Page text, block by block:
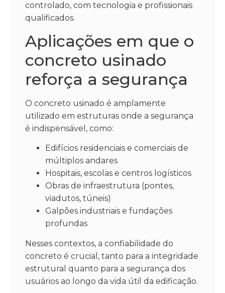
controlado, com tecnologia e profissionais
qualificados.
Aplicações em que o
concreto usinado
reforça a segurança
O concreto usinado é amplamente
utilizado em estruturas onde a segurança
é indispensável, como:
Edifícios residenciais e comerciais de
múltiplos andares
Hospitais, escolas e centros logísticos
Obras de infraestrutura (pontes,
viadutos, túneis)
Galpões industriais e fundações
profundas
Nesses contextos, a confiabilidade do
concreto é crucial, tanto para a integridade
estrutural quanto para a segurança dos
usuários ao longo da vida útil da edificação.